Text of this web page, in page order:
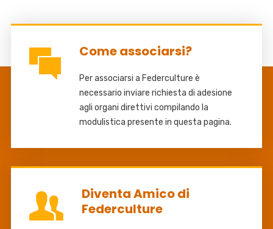
Come associarsi?
Per associarsi a Federculture è
necessario inviare richiesta di adesione
agli organi direttivi compilando la
modulistica presente in questa pagina.
Diventa Amico di
Federculture